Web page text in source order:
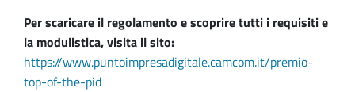
Per scaricare il regolamento e scoprire tutti i requisiti e
la modulistica, visita il sito:
https://www.puntoimpresadigitale.camcom.it/premio-
top-of-the-pid